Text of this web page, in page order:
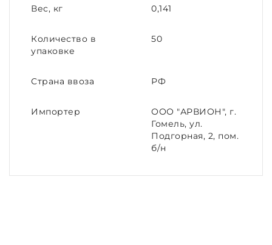
Вес, кг 0,141
Количество в
упаковке
50
Страна ввоза РФ
Импортер
ООО "АРВИОН", г.
Гомель, ул.
Подгорная, 2, пом.
б/н